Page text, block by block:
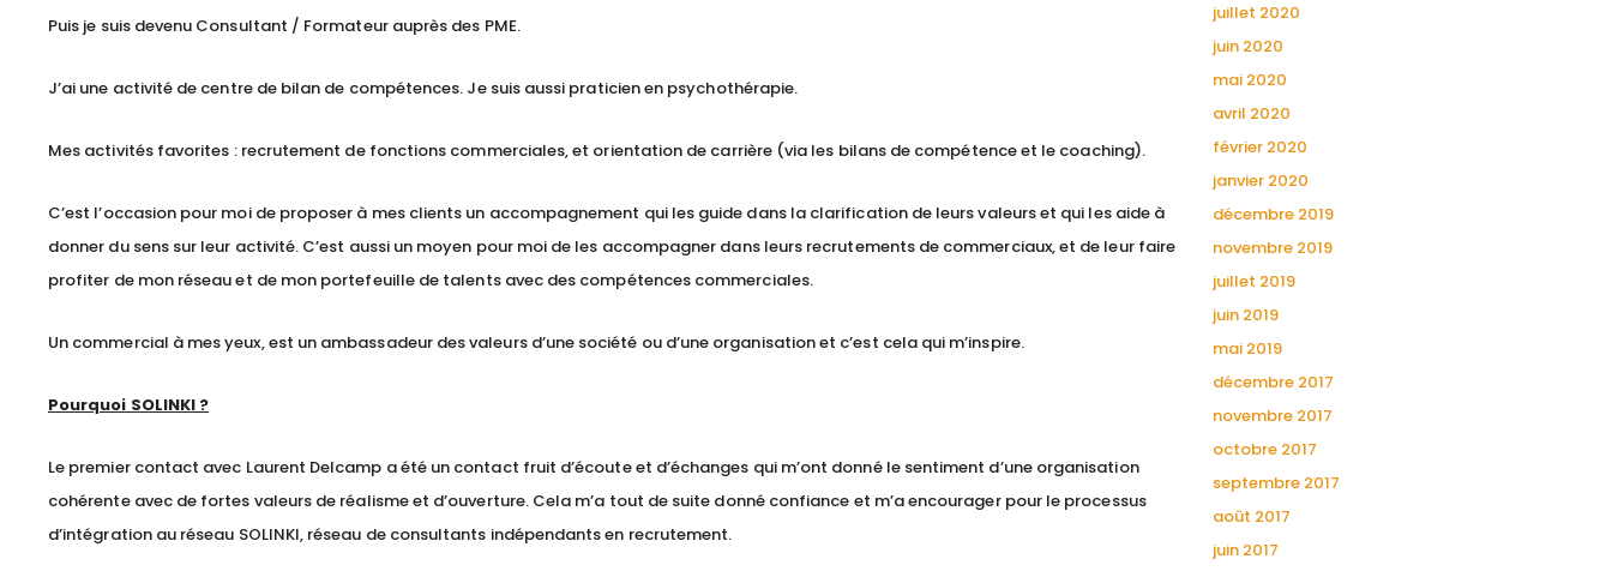
Puis je suis devenu Consultant / Formateur auprès des PME.
J’ai une activité de centre de bilan de compétences. Je suis aussi praticien en psychothérapie.
Mes activités favorites : recrutement de fonctions commerciales, et orientation de carrière (via les bilans de compétence et le coaching).
C’est l’occasion pour moi de proposer à mes clients un accompagnement qui les guide dans la clarification de leurs valeurs et qui les aide à
donner du sens sur leur activité. C’est aussi un moyen pour moi de les accompagner dans leurs recrutements de commerciaux, et de leur faire
profiter de mon réseau et de mon portefeuille de talents avec des compétences commerciales.
Un commercial à mes yeux, est un ambassadeur des valeurs d’une société ou d’une organisation et c’est cela qui m’inspire.
Pourquoi SOLINKI ?
Le premier contact avec Laurent Delcamp a été un contact fruit d’écoute et d’échanges qui m’ont donné le sentiment d’une organisation
cohérente avec de fortes valeurs de réalisme et d’ouverture. Cela m’a tout de suite donné confiance et m’a encourager pour le processus
d’intégration au réseau SOLINKI, réseau de consultants indépendants en recrutement.
juillet 2020
juin 2020
mai 2020
avril 2020
février 2020
janvier 2020
décembre 2019
novembre 2019
juillet 2019
juin 2019
mai 2019
décembre 2017
novembre 2017
octobre 2017
septembre 2017
août 2017
juin 2017